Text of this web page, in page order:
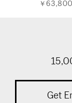
￥63,800
Get